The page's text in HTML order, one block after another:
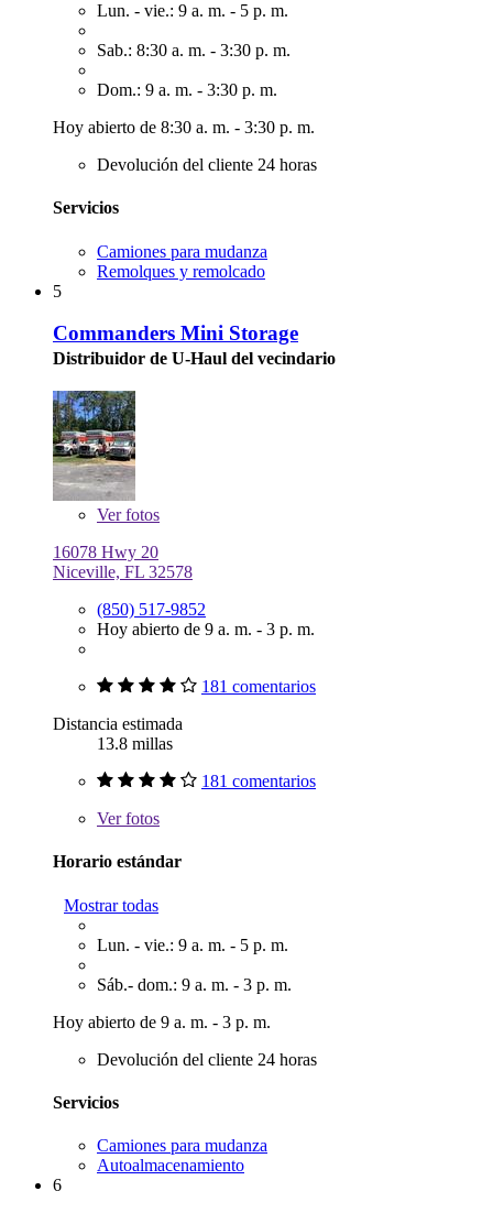
Lun. - vie.: 9 a. m. - 5 p. m.
Sab.: 8:30 a. m. - 3:30 p. m.
Dom.: 9 a. m. - 3:30 p. m.
Hoy abierto de 8:30 a. m. - 3:30 p. m.
Devolución del cliente 24 horas
Servicios
Camiones para mudanza
Remolques y remolcado
5
Commanders Mini Storage
Distribuidor de U-Haul del vecindario
Verfotos
16078 Hwy 20
Niceville, FL 32578
(850) 517-9852
Hoy abierto de 9 a. m. - 3 p. m.
181 comentarios
Distancia estimada
13.8 millas
181 comentarios
Verfotos
Horario estándar
Mostrar todas
Lun. - vie.: 9 a. m. - 5 p. m.
Sáb.- dom.: 9 a. m. - 3 p. m.
Hoy abierto de 9 a. m. - 3 p. m.
Devolución del cliente 24 horas
Servicios
Camiones para mudanza
Autoalmacenamiento
6